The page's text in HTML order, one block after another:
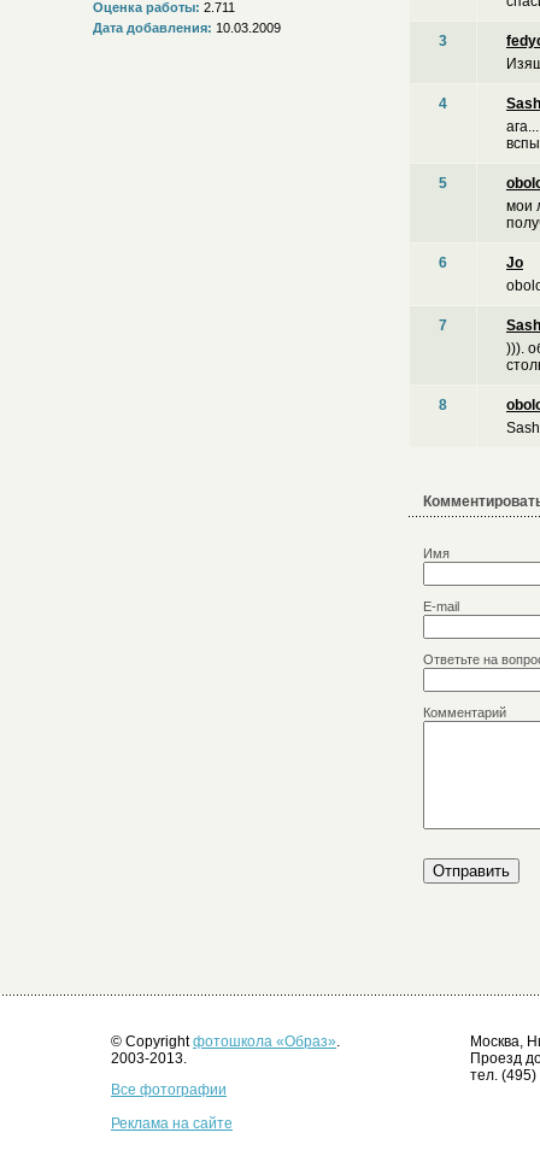
Оценка работы: 2.711
Дата добавления: 10.03.2009
3
4
5
мои
6
Jo
7
))).
8
Имя
E-mail
Ответьте на
Комментарий
© Copyrightфотошкола «Образ».
2003-2013.
Все фотографии
Реклама на сайте
Москва,
Проезд
тел.